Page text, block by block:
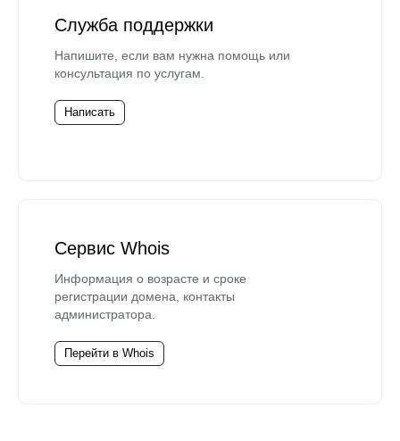
Служба поддержки
Напишите, если вам нужна помощь или
консультация по услугам.
Написать
Сервис Whois
Информация о возрасте и сроке
регистрации домена, контакты
администратора.
Перейти в Whois